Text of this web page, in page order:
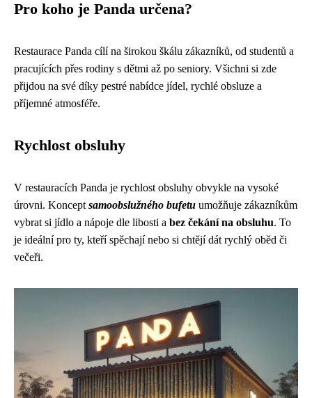
Pro koho je Panda určena?
Restaurace Panda cílí na širokou škálu zákazníků, od studentů a
pracujících přes rodiny s dětmi až po seniory. Všichni si zde
přijdou na své díky pestré nabídce jídel, rychlé obsluze a
příjemné atmosféře.
Rychlost obsluhy
V restauracích Panda je rychlost obsluhy obvykle na vysoké
úrovni. Koncept samoobslužného bufetu umožňuje zákazníkům
vybrat si jídlo a nápoje dle libosti a bez čekání na obsluhu. To
je ideální pro ty, kteří spěchají nebo si chtějí dát rychlý oběd či
večeři.